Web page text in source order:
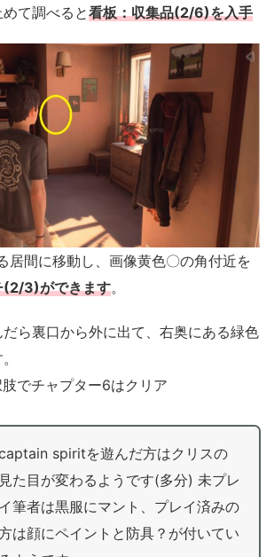
て調べると看板：収集品(2/6)を入手
居間に移動し、画像黄色〇の角付近を
(2/3)ができます。
ら裏口から外に出て、右奥にある緑色
でチャプター6はクリア
spiritを遊んだ方はクリスの
見た目が変わるようです(多分) 未プレ
イ筆者は黒服にマント、プレイ済みの
は顔にペイントと防具？が付いてい